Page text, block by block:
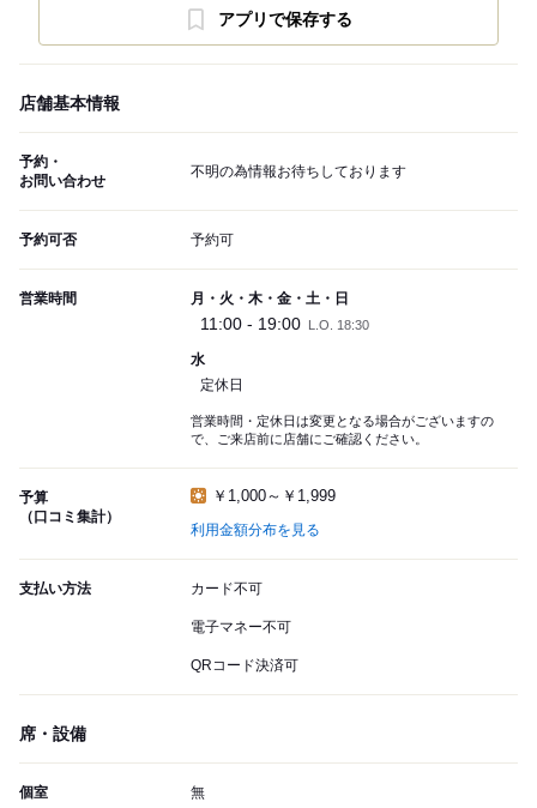
アプリで保存する
店舗基本情報
予約・
お問い合わせ
不明の為情報お待ちしております
予約可否 予約可
営業時間 月・火・木・金・土・日
11:00 - 19:00 L.O. 18:30
水
定休日
営業時間・定休日は変更となる場合がございますの
で、ご来店前に店舗にご確認ください。
予算
（口コミ集計）
￥1,000～￥1,999
利用金額分布を見る
支払い方法 カード不可
電子マネー不可
QRコード決済可
席・設備
個室 無